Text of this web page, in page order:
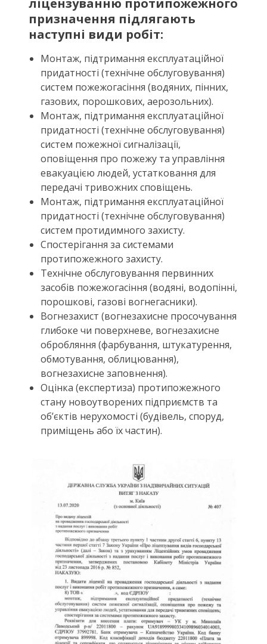
ліцензуванню протипожежного
призначення підлягають
наступні види робіт:
Монтаж, підтримання експлуатаційної
придатності (технічне обслуговування)
систем пожежогасіння (водяних, пінних,
газових, порошкових, аерозольних).
Монтаж, підтримання експлуатаційної
придатності (технічне обслуговування)
систем пожежної сигналізації,
оповіщення про пожежу та управління
евакуацією людей, устатковання для
передачі тривожних сповіщень.
Монтаж, підтримання експлуатаційної
придатності (технічне обслуговування)
систем протидимного захисту.
Спостерігання за системами
протипожежного захисту.
Технічне обслуговування первинних
засобів пожежогасіння (водяні, водопінні,
порошкові, газові вогнегасники).
Вогнезахист (вогнезахисне просочування
глибоке чи поверхневе, вогнезахисне
обробляння (фарбування, штукатурення,
обмотування, облицювання),
вогнезахисне заповнення).
Оцінка (експертиза) протипожежного
стану новоутворених підприємств та
об’єктів нерухомості (будівель, споруд,
приміщень або їх частин).